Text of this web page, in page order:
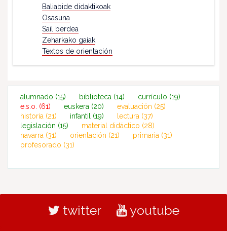
Baliabide didaktikoak
Osasuna
Sail berdea
Zeharkako gaiak
Textos de orientación
alumnado (15) biblioteca (14) currículo (19)
e.s.o. (61) euskera (20) evaluación (25)
historia (21) infantil (19) lectura (37)
legislación (15) material didáctico (28)
navarra (31) orientación (21) primaria (31)
profesorado (31)
twitter youtube